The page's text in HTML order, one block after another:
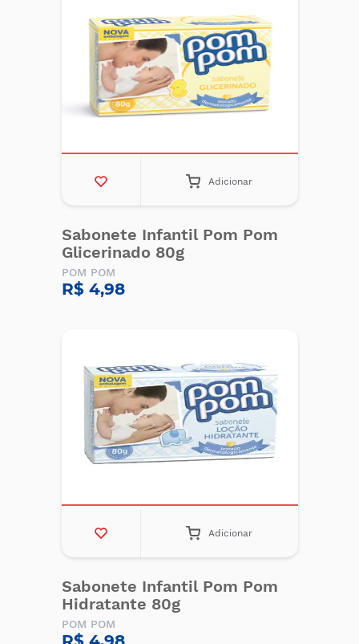
Adicionar
Sabonete Infantil Pom Pom
Glicerinado 80g
POM POM
R$ 4,98
Adicionar
Sabonete Infantil Pom Pom
Hidratante 80g
POM POM